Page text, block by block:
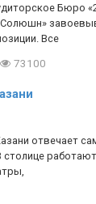
Бюро
Все
73100
отвечает
работают